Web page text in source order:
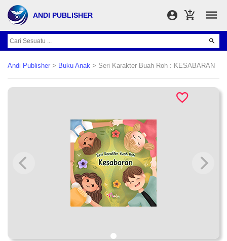
ANDI PUBLISHER
Andi Publisher > Buku Anak > Seri Karakter Buah Roh : KESABARAN